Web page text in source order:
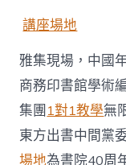
講座場地
雅集現場，中國
商務印書館學術
集團 1對1教學無
東方出書中間黨
場地為書院40周